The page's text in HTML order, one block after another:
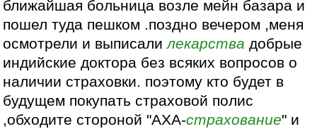
ближайшая больница возле мейн базара и
пошел туда пешком .поздно вечером ,меня
осмотрели и выписалилекарства добрые
индийские доктора без всяких вопросов о
наличии страховки. поэтому кто будет в
будущем покупать страховой полис
,обходите стороной "АХА-страхование" и